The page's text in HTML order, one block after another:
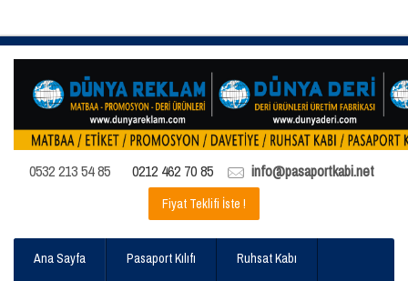
0532 213 54 85 0212 462 70 85 info@pasaportkabi.net
Fiyat Teklifi İste !
Ana Sayfa Pasaport Kılıfı Ruhsat Kabı